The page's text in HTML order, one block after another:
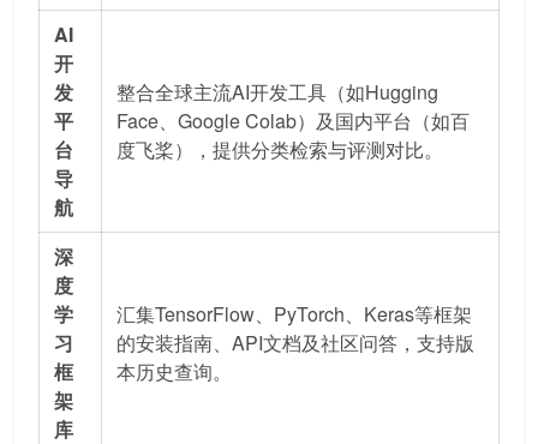
AI
开
发
平
台
导
航
整合全球主流AI开发工具（如Hugging
Face、Google Colab）及国内平台（如百
度飞桨），提供分类检索与评测对比。
深
度
学
习
框
架
库
汇集TensorFlow、PyTorch、Keras等框架
的安装指南、API文档及社区问答，支持版
本历史查询。